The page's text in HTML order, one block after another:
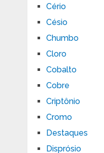
Cério
Césio
Chumbo
Cloro
Cobalto
Cobre
Criptônio
Cromo
Destaques
Disprósio